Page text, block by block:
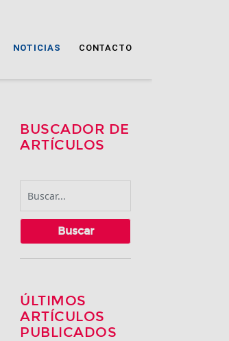
NOTICIAS CONTACTO
BUSCADOR DE
ARTÍCULOS
Buscar
ÚLTIMOS
ARTÍCULOS
PUBLICADOS